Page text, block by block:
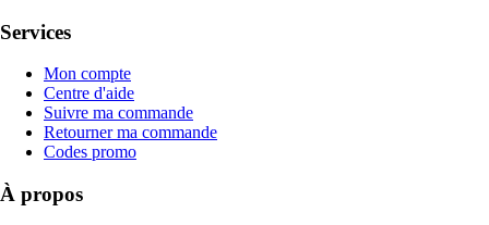
Services
Mon compte
Centre d'aide
Suivre ma commande
Retourner ma commande
Codes promo
À propos